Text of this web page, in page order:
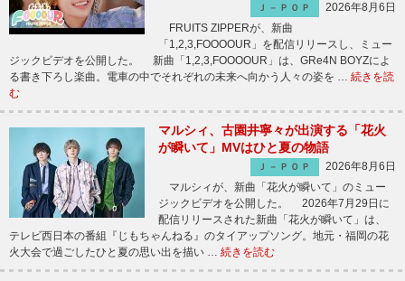
Ｊ－ＰＯＰ
2026年8月6日
FRUITS ZIPPERが、新曲
「1,2,3,FOOOOUR」を配信リリースし、ミュー
ジックビデオを公開した。 新曲「1,2,3,FOOOOUR」は、GRe4N BOYZによ
る書き下ろし楽曲。電車の中でそれぞれの未来へ向かう人々の姿を … 続きを読
む
マルシィ、古園井寧々が出演する「花火
が瞬いて」MVはひと夏の物語
Ｊ－ＰＯＰ
2026年8月6日
マルシィが、新曲「花火が瞬いて」のミュー
ジックビデオを公開した。 2026年7月29日に
配信リリースされた新曲「花火が瞬いて」は、
テレビ西日本の番組『じもちゃんねる』のタイアップソング。地元・福岡の花
火大会で過ごしたひと夏の思い出を描い … 続きを読む